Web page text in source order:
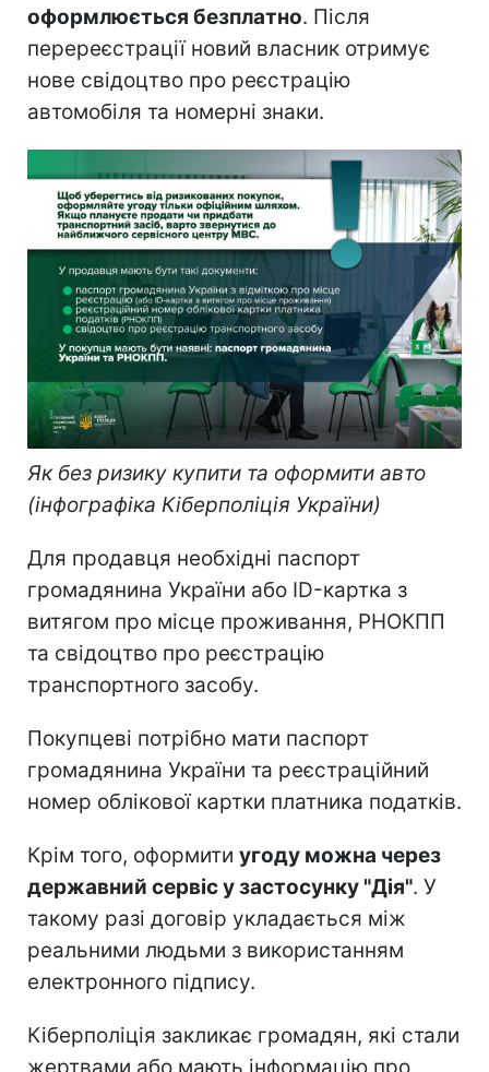
оформлюється безплатно. Після
перереєстрації новий власник отримує
нове свідоцтво про реєстрацію
автомобіля та номерні знаки.
Як без ризику купити та оформити авто
(інфографіка Кіберполіція України)
Для продавця необхідні паспорт
громадянина України або ID-картка з
витягом про місце проживання, РНОКПП
та свідоцтво про реєстрацію
транспортного засобу.
Покупцеві потрібно мати паспорт
громадянина України та реєстраційний
номер облікової картки платника податків.
Крім того, оформити угоду можна через
державний сервіс у застосунку "Дія". У
такому разі договір укладається між
реальними людьми з використанням
електронного підпису.
Кіберполіція закликає громадян, які стали
жертвами або мають інформацію про